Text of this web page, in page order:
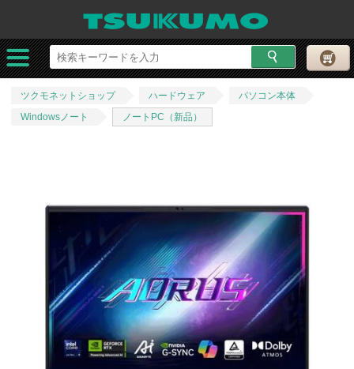
ツクモネットショップ ハードウェア
パソコン本体
Windowsノート
ノートPC（新品）